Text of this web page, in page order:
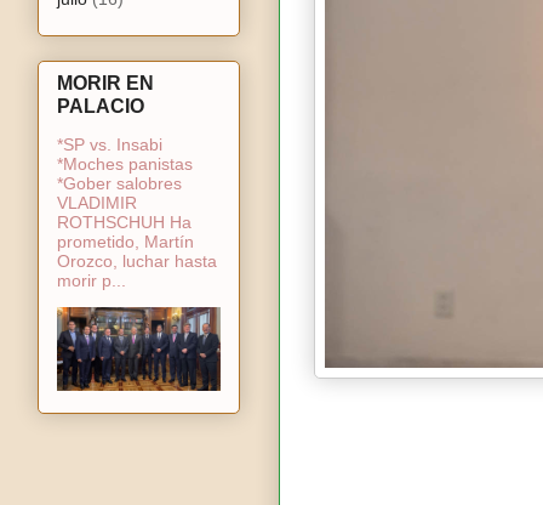
MORIR EN
PALACIO
*SP vs. Insabi
*Moches panistas
*Gober salobres
VLADIMIR
ROTHSCHUH Ha
prometido, Martín
Orozco, luchar hasta
morir p...